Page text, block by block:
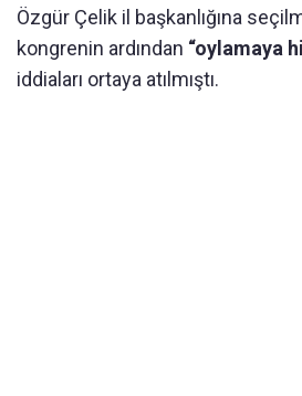
Özgür Çelik il başkanlığına
kongrenin ardından “oylamaya
iddiaları ortaya atılmıştı.